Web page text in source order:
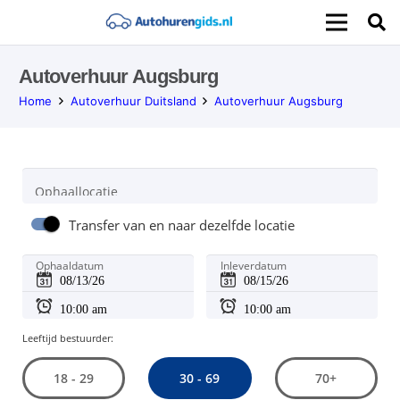
Autoverhuur Augsburg
Home Autoverhuur Duitsland Autoverhuur Augsburg
Ophaallocatie
Transfer van en naar dezelfde locatie
Ophaaldatum Inleverdatum
Leeftijd bestuurder:
18 - 29 30 - 69 70+